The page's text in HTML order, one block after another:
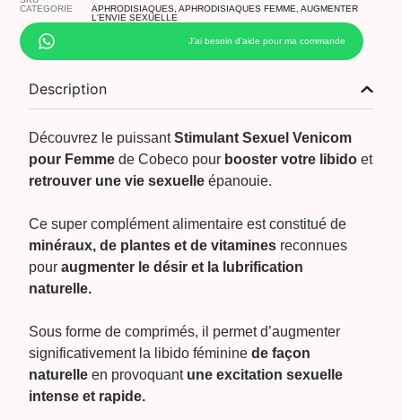
CATEGORIE
APHRODISIAQUES, APHRODISIAQUES FEMME, AUGMENTER
L'ENVIE SEXUELLE
J’ai besoin d’aide pour ma commande
Description
Découvrez le puissantStimulant Sexuel Venicom
pour Femmede Cobeco pour booster votre libido et
retrouver une vie sexuelle épanouie.
Ce super complément alimentaire est constitué de
minéraux, de plantes et de vitamines reconnues
pouraugmenter le désir et la lubrification
naturelle.
Sous forme de comprimés, il permet d’augmenter
significativement la libido fémininede façon
naturelle en provoquant une excitation sexuelle
intense et rapide.